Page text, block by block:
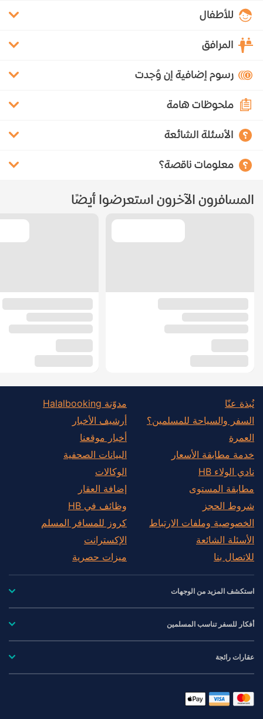
للأطفال
المرافق
رسوم إضافية إن وُجدت
ملحوظات هامة
الأسئلة الشائعة
معلومات ناقصة؟
المسافرون الآخرون استعرضوا أيضًا
نُبذة عنّا
السفر والسياحة للمسلمين؟
العمرة
خدمة مطابقة الأسعار
نادي الولاء HB
مطابقة المستوى
شروط الحجز
الخصوصية وملفات الارتباط
الأسئلة الشائعة
للاتصال بنا
مدوّنة Halalbooking
أرشيف الأخبار
أخبار موقعنا
البيانات الصحفية
الوكالات
إضافة العقار
وظائف في HB
كروز للمسافر المسلم
الإكسترانت
ميزات حصرية
استكشف المزيد من الوجهات
أفكار للسفر تناسب المسلمين
عقارات رائجة